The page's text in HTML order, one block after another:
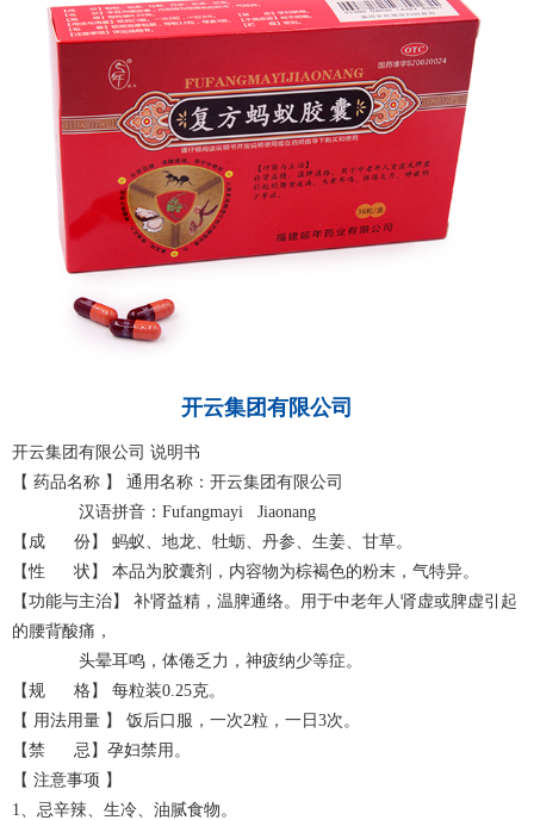
开云集团有限公司
开云集团有限公司 说明书
【 药品名称 】 通用名称：开云集团有限公司
汉语拼音：Fufangmayi Jiaonang
【成 份】 蚂蚁、地龙、牡蛎、丹参、生姜、甘草。
【性 状】 本品为胶囊剂，内容物为棕褐色的粉末，气特异。
【功能与主治】 补肾益精，温脾通络。用于中老年人肾虚或脾虚引起
的腰背酸痛，
头晕耳鸣，体倦乏力，神疲纳少等症。
【规 格】 每粒装0.25克。
【 用法用量 】 饭后口服，一次2粒，一日3次。
【禁 忌】孕妇禁用。
【 注意事项 】
1、忌辛辣、生冷、油腻食物。